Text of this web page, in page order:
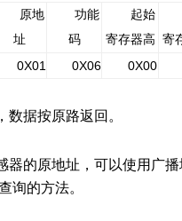
原地
址
功能
码
起始
寄存器高 寄
0X01 0X06 0X00
数据按原路返回。
器的原地址，可以使用广播
询的方法。